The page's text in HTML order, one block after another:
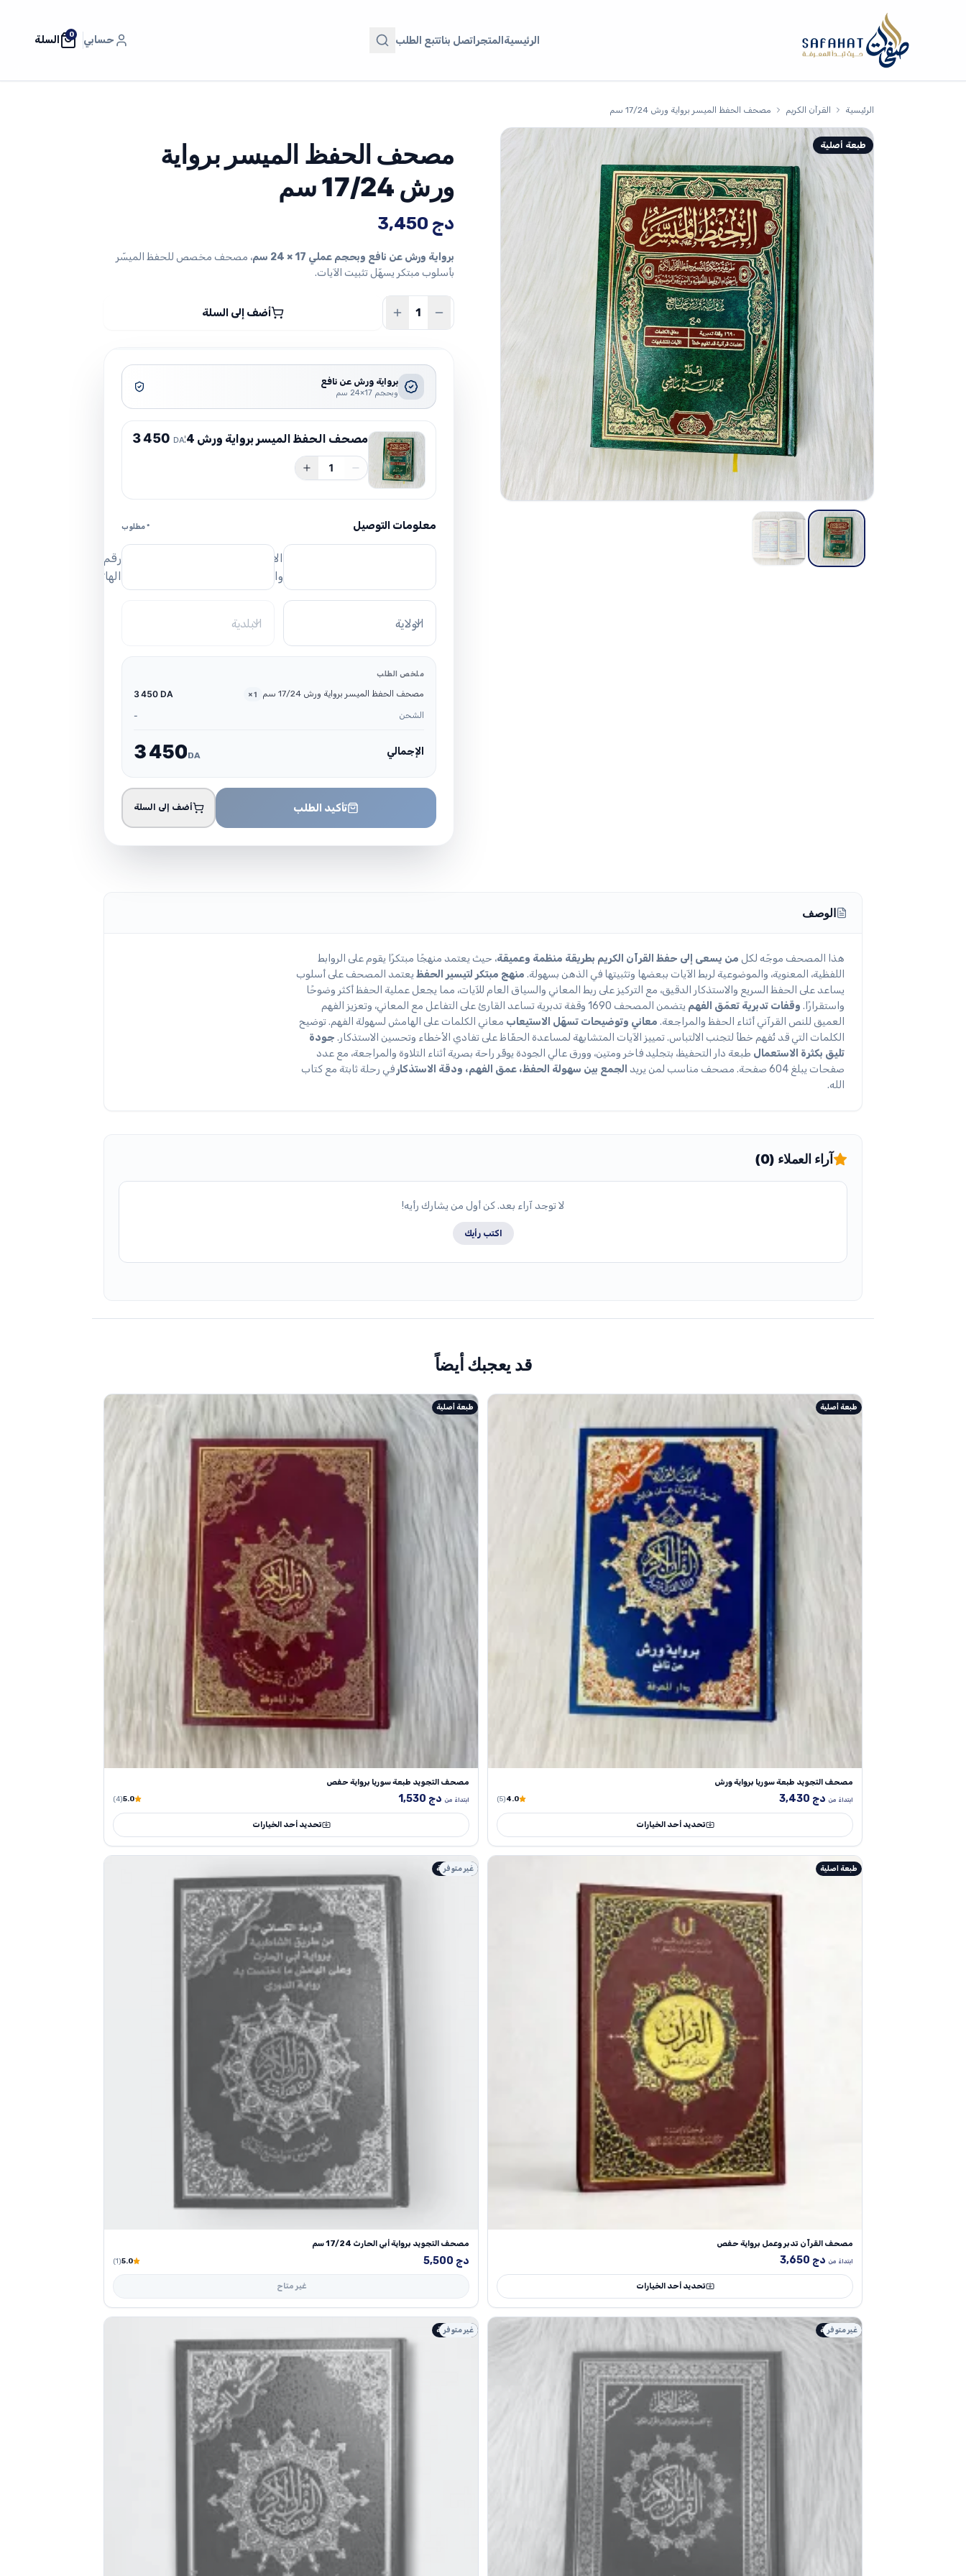
الرئيسيةالمتجراتصل بناتتبع الطلب حسابي 0 السلة
الرئيسية القرآن الكريم مصحف الحفظ الميسر برواية ورش 17/24 سم
طبعة أصلية
مصحف الحفظ الميسر برواية
ورش 17/24 سم
3,450 دج
برواية ورش عن نافع وبحجم عملي 17 × 24 سم
، مصحف مخصص للحفظ الميسّر
بأسلوب مبتكر يسهّل تثبيت الآيات.
أضف إلى السلة
برواية ورش عن نافع
وبحجم 17×24 سم
مصحف الحفظ الميسر برواية ورش 17/24 سم 3450 DA
1
معلومات التوصيل * مطلوب
الاسم
واللقب
رقم
الهاتف
الولاية البلدية
ملخص الطلب
مصحف الحفظ الميسر برواية ورش 17/24 سم ×1
3 450 DA
الشحن -
الإجمالي 3450DA
تأكيد الطلب أضف إلى السلة
الوصف
هذا المصحف موجّه لكل من يسعى إلى حفظ القرآن الكريم بطريقة منظمة وعميقة، حيث يعتمد منهجًا مبتكرًا يقوم على الروابط
اللفظية، المعنوية، والموضوعية لربط الآيات ببعضها وتثبيتها في الذهن بسهولة. منهج مبتكر لتيسير الحفظ يعتمد المصحف على أسلوب
يساعد على الحفظ السريع والاستذكار الدقيق، مع التركيز على ربط المعاني والسياق العام للآيات، مما يجعل عملية الحفظ أكثر وضوحًا
واستقرارًا. وقفات تدبرية تعمّق الفهم
يتضمن المصحف 1690 وقفة تدبرية تساعد القارئ على التفاعل مع المعاني، وتعزيز الفهم
العميق للنص القرآني أثناء الحفظ والمراجعة. معاني وتوضيحات تسهّل الاستيعاب معاني الكلمات على الهامش لسهولة الفهم. توضيح
الكلمات التي قد تُفهم خطأ لتجنب الالتباس. تمييز الآيات المتشابهة لمساعدة الحفّاظ على تفادي الأخطاء وتحسين الاستذكار. جودة
تليق بكثرة الاستعمال طبعة دار التحفيظ، بتجليد فاخر ومتين، وورق عالي الجودة يوفّر راحة بصرية أثناء التلاوة والمراجعة، مع عدد
صفحات يبلغ 604 صفحة. مصحف مناسب لمن يريد
الجمع بين سهولة الحفظ، عمق الفهم، ودقة الاستذكار في رحلة ثابتة مع كتاب
الله.
آراء العملاء (0)
لا توجد آراء بعد. كن أول من يشارك رأيه!
اكتب رأيك
قد يعجبك أيضاً
طبعة أصلية
مصحف التجويد طبعة سوريا برواية ورش
ابتداءً من 3,430 دج 4.0
(5)
تحديد أحد الخيارات
طبعة أصلية
مصحف التجويد طبعة سوريا برواية حفص
ابتداءً من 1,530 دج 5.0
(4)
تحديد أحد الخيارات
طبعة اصلية
مصحف القرآن تدبر وعمل برواية حفص
ابتداءً من 3,650 دج
تحديد أحد الخيارات
طبعة اصلية
غير متوفر
مصحف التجويد برواية أبي الحارث 17/24 سم
5,500 دج 5.0
(1)
غير متاح
طبعة أصلية
غير متوفر طبعة أصلية
غير متوفر